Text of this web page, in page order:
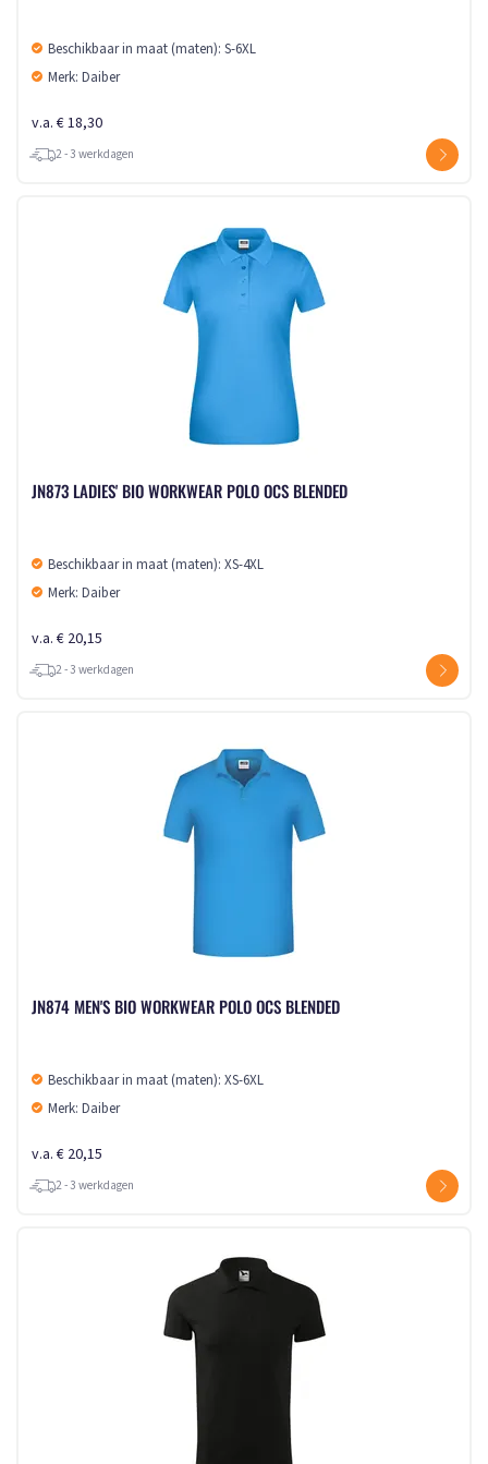
Beschikbaar in maat (maten): S-6XL
Merk: Daiber
v.a. € 18,30
2 - 3 werkdagen
JN873 LADIES' BIO WORKWEAR POLO OCS BLENDED
Beschikbaar in maat (maten): XS-4XL
Merk: Daiber
v.a. € 20,15
2 - 3 werkdagen
JN874 MEN'S BIO WORKWEAR POLO OCS BLENDED
Beschikbaar in maat (maten): XS-6XL
Merk: Daiber
v.a. € 20,15
2 - 3 werkdagen